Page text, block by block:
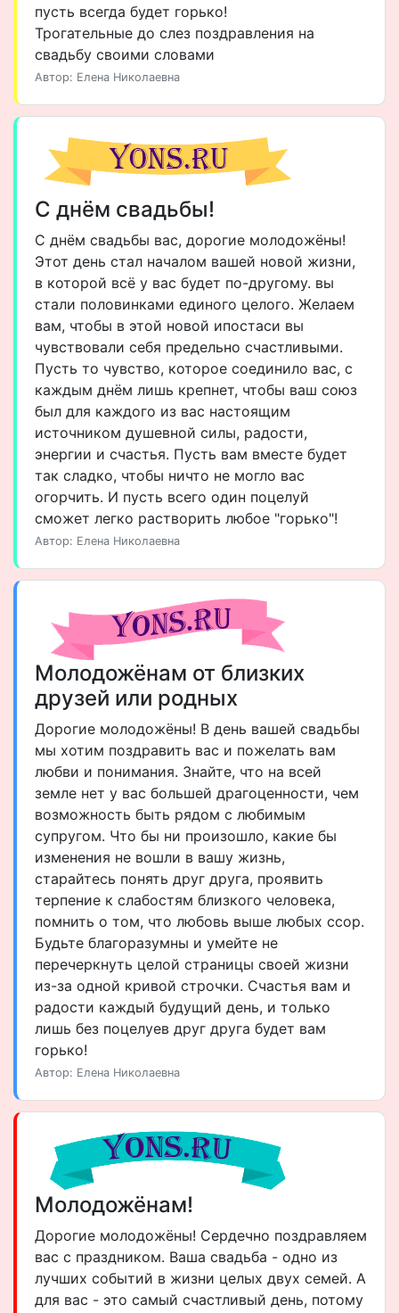
пусть всегда будет горько!
Трогательные до слез поздравления на
свадьбу своими словами
Автор: Елена Николаевна
С днём свадьбы!
С днём свадьбы вас, дорогие молодожёны!
Этот день стал началом вашей новой жизни,
в которой всё у вас будет по-другому. вы
стали половинками единого целого. Желаем
вам, чтобы в этой новой ипостаси вы
чувствовали себя предельно счастливыми.
Пусть то чувство, которое соединило вас, с
каждым днём лишь крепнет, чтобы ваш союз
был для каждого из вас настоящим
источником душевной силы, радости,
энергии и счастья. Пусть вам вместе будет
так сладко, чтобы ничто не могло вас
огорчить. И пусть всего один поцелуй
сможет легко растворить любое "горько"!
Автор: Елена Николаевна
Молодожёнам от близких
друзей или родных
Дорогие молодожёны! В день вашей свадьбы
мы хотим поздравить вас и пожелать вам
любви и понимания. Знайте, что на всей
земле нет у вас большей драгоценности, чем
возможность быть рядом с любимым
супругом. Что бы ни произошло, какие бы
изменения не вошли в вашу жизнь,
старайтесь понять друг друга, проявить
терпение к слабостям близкого человека,
помнить о том, что любовь выше любых ссор.
Будьте благоразумны и умейте не
перечеркнуть целой страницы своей жизни
из-за одной кривой строчки. Счастья вам и
радости каждый будущий день, и только
лишь без поцелуев друг друга будет вам
горько!
Автор: Елена Николаевна
Молодожёнам!
Дорогие молодожёны! Сердечно поздравляем
вас с праздником. Ваша свадьба - одно из
лучших событий в жизни целых двух семей. А
для вас - это самый счастливый день, потому